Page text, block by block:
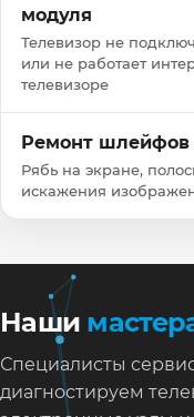
модуля
Телевизор не
или не работает
телевизоре
Ремонт
Рябь на экране,
искажения
Наши
Специалисты
диагностируем